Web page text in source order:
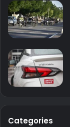
Categories